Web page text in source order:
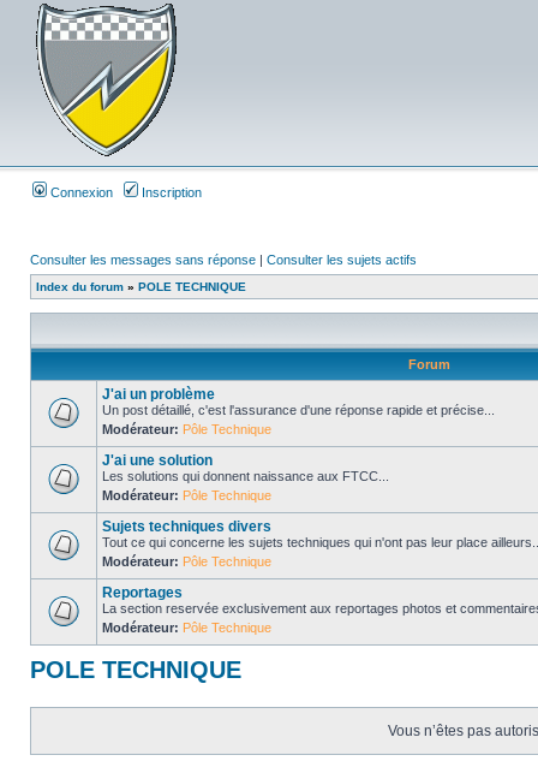
Connexion Inscription
Consulter les messages sans réponse | Consulter les sujets actifs
Index du forum » POLE TECHNIQUE
Forum
J'ai un problème
Un post détaillé, c'est l'assurance d'une réponse rapide et précise...
Modérateur: Pôle Technique
J'ai une solution
Les solutions qui donnent naissance aux FTCC...
Modérateur: Pôle Technique
Sujets techniques divers
Tout ce qui concerne les sujets techniques qui n'ont pas leur place
Modérateur: Pôle Technique
Reportages
La section reservée exclusivement aux reportages photos et
Modérateur: Pôle Technique
POLE TECHNIQUE
Vous n’êtes pas